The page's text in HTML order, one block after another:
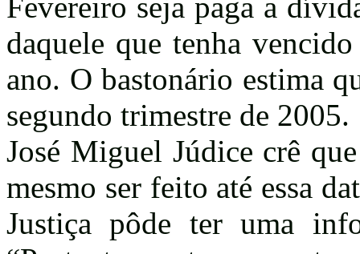
Fevereiro seja paga a
daquele que tenha
ano. O bastonário estima
segundo trimestre de 2005.
José Miguel Júdice crê
mesmo ser feito até essa
Justiça pôde ter uma